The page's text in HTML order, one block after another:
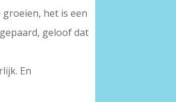
het is een
geloof dat
En